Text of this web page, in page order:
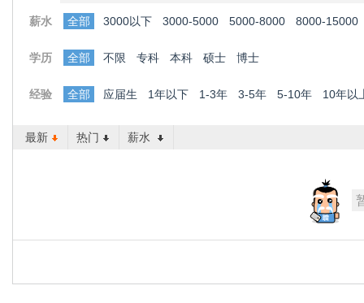
薪水 全部 3000以下 3000-5000 5000-8000 8000-15000
学历 全部 不限 专科 本科 硕士 博士
经验 全部 应届生 1年以下 1-3年 3-5年 5-10年 10年以
最新 热门 薪水